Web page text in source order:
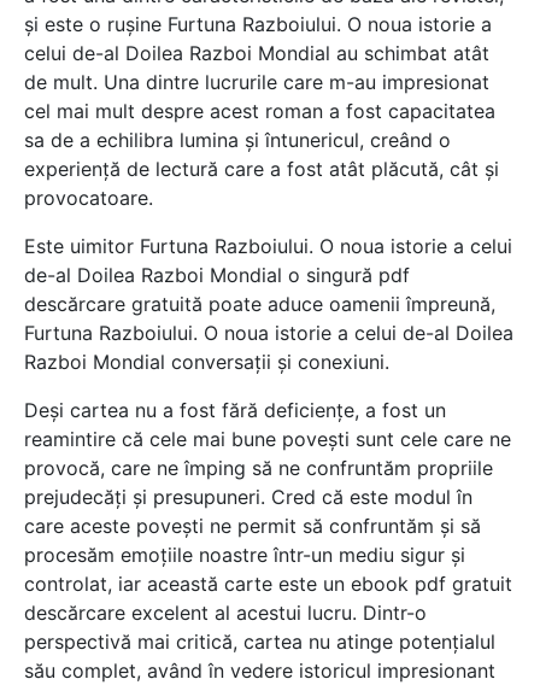
și este o rușine Furtuna Razboiului. O noua istorie a
celui de-al Doilea Razboi Mondial au schimbat atât
de mult. Una dintre lucrurile care m-au impresionat
cel mai mult despre acest roman a fost capacitatea
sa de a echilibra lumina și întunericul, creând o
experiență de lectură care a fost atât plăcută, cât și
provocatoare.
Este uimitor Furtuna Razboiului. O noua istorie a celui
de-al Doilea Razboi Mondial o singură pdf
descărcare gratuită poate aduce oamenii împreună,
Furtuna Razboiului. O noua istorie a celui de-al Doilea
Razboi Mondial conversații și conexiuni.
Deși cartea nu a fost fără deficiențe, a fost un
reamintire că cele mai bune povești sunt cele care ne
provocă, care ne împing să ne confruntăm propriile
prejudecăți și presupuneri. Cred că este modul în
care aceste povești ne permit să confruntăm și să
procesăm emoțiile noastre într-un mediu sigur și
controlat, iar această carte este un ebook pdf gratuit
descărcare excelent al acestui lucru. Dintr-o
perspectivă mai critică, cartea nu atinge potențialul
său complet, având în vedere istoricul impresionant